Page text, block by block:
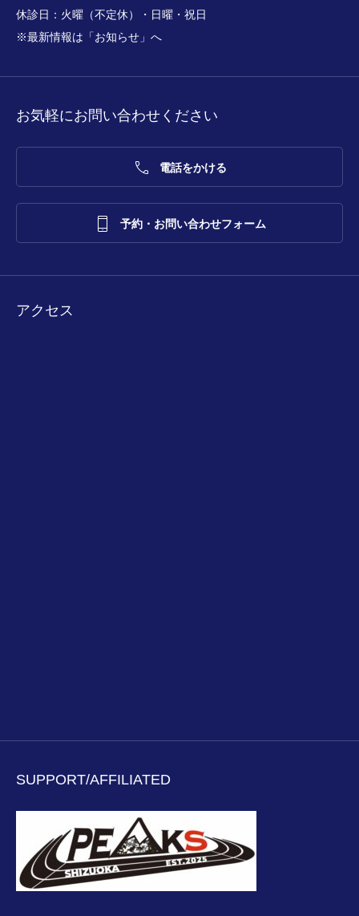
休診日：火曜（不定休）・日曜・祝日
※最新情報は「お知らせ」へ
お気軽にお問い合わせください
 電話をかける
 予約・お問い合わせフォーム
アクセス
SUPPORT/AFFILIATED